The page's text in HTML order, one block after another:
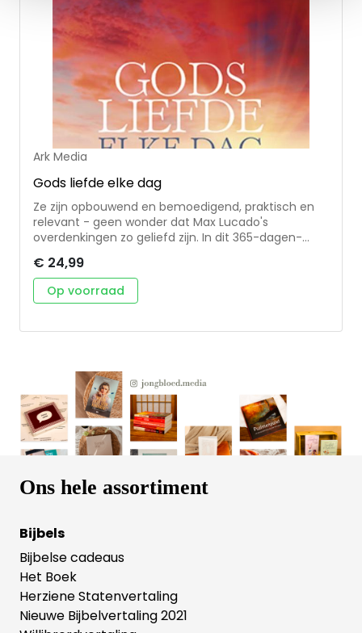
dan een miljoen exemplaren verkocht.
Ark Media
Gods liefde elke dag
Ze zijn opbouwend en bemoedigend, praktisch en
relevant - geen wonder dat Max Lucado's
overdenkingen zo geliefd zijn. In dit 365-dagen-
die je elke dag aanmoedigen om te leven uit Gods
liefde.
leeslint.
Texas (Amerika). Hij is getrouwd en heeft drie
dochters. Lucado heeft 75 boeken op zijn naam
staan, waaronder vele bestsellers in diverse landen.
In Nederland is Max Lucado vooral bekend om zijn
waardevolle boodschap in het prentenboek
'Niemand is zoals jij'.
€ 24,99
Op voorraad
Ons hele assortiment
Bijbels
Bijbelse cadeaus
Het Boek
Herziene Statenvertaling
Nieuwe Bijbelvertaling 2021